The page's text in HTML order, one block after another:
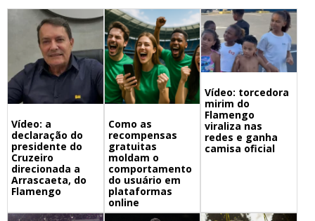
Vídeo: a
declaração do
presidente do
Cruzeiro
direcionada a
Arrascaeta, do
Flamengo
Como as
recompensas
gratuitas
moldam o
comportamento
do usuário em
plataformas
online
Vídeo: torcedora
mirim do
Flamengo
viraliza nas
redes e ganha
camisa oficial